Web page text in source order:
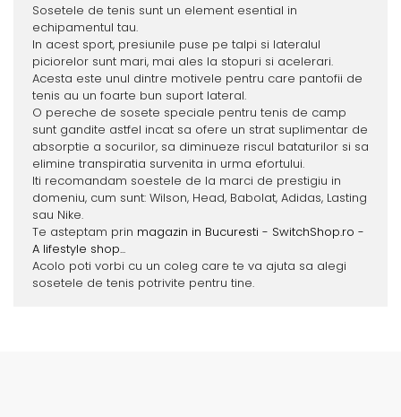
Sosetele de tenis sunt un element esential in
echipamentul tau.
In acest sport, presiunile puse pe talpi si lateralul
piciorelor sunt mari, mai ales la stopuri si acelerari.
Acesta este unul dintre motivele pentru care pantofii de
tenis au un foarte bun suport lateral.
O pereche de sosete speciale pentru tenis de camp
sunt gandite astfel incat sa ofere un strat suplimentar de
absorptie a socurilor, sa diminueze riscul bataturilor si sa
elimine transpiratia survenita in urma efortului.
Iti recomandam soestele de la marci de prestigiu in
domeniu, cum sunt: Wilson, Head, Babolat, Adidas, Lasting
sau Nike.
Te asteptam prin magazin in Bucuresti - SwitchShop.ro -
A lifestyle shop...
Acolo poti vorbi cu un coleg care te va ajuta sa alegi
sosetele de tenis potrivite pentru tine.